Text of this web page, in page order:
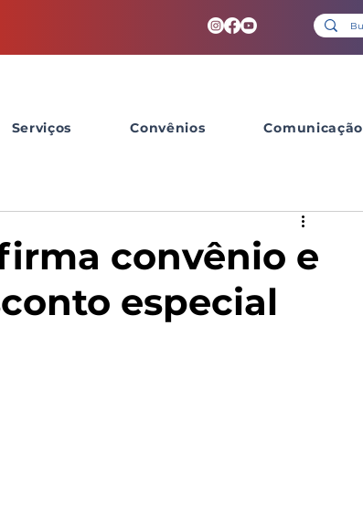
Serviços Convênios Comunicação
convênio e
especial